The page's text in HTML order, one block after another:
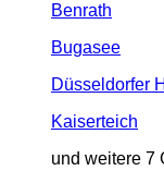
Benrath
Bugasee
Düsseldorfer
Kaiserteich
und weitere 7